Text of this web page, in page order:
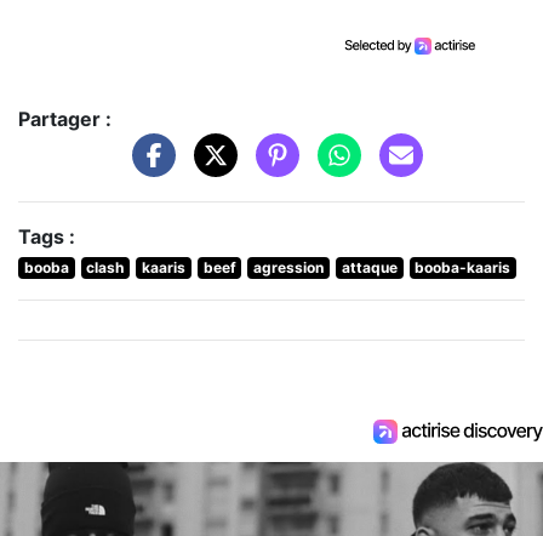
Partager :
Tags :
booba clash kaaris beef agression attaque booba-kaaris